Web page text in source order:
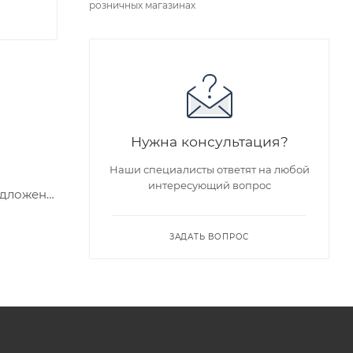
розничных магазинах
Нужна консультация?
Наши специалисты ответят на любой
интересующий вопрос
ЗАДАТЬ ВОПРОС